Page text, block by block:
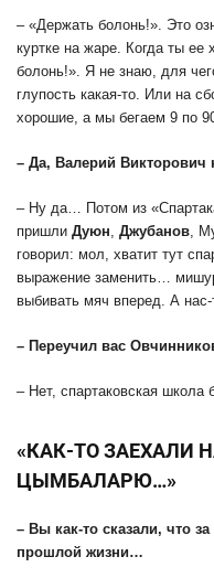
– «Держать болонь!». Это
куртке на жаре. Когда ты ее
болонь!». Я не знаю, для
глупость какая-то. Или на
хорошие, а мы бегаем 9 по
– Да, Валерий
– Ну да… Потом из
пришли Дуюн Джубанов ,
говорил: мол, хватит тут
выражение заменить…
выбивать мяч вперед. А нас-
– Переучил вас
– Нет, спартаковская школа
«КАК-ТО ЗАЕХАЛИ
ЦЫМБАЛАРЮ…»
– Вы как-то сказали, что
прошлой жизни…